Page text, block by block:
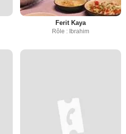
Ferit Kaya
Rôle : Ibrahim